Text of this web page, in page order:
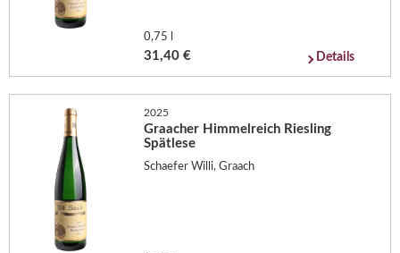
0,75 l
31,40 € Details
2025
Graacher Himmelreich Riesling
Spätlese
Schaefer Willi, Graach